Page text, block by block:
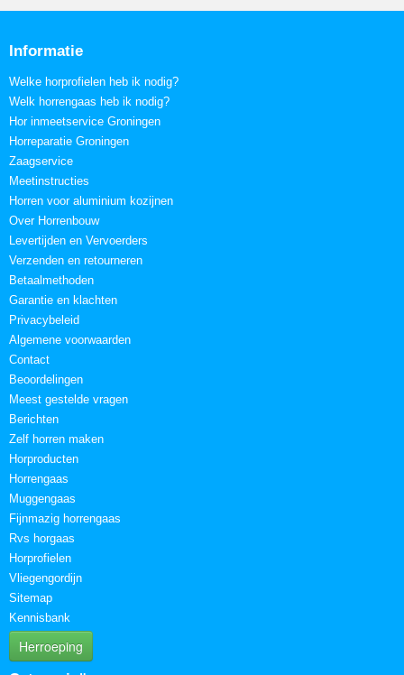
Informatie
Welke horprofielen heb ik nodig?
Welk horrengaas heb ik nodig?
Hor inmeetservice Groningen
Horreparatie Groningen
Zaagservice
Meetinstructies
Horren voor aluminium kozijnen
Over Horrenbouw
Levertijden en Vervoerders
Verzenden en retourneren
Betaalmethoden
Garantie en klachten
Privacybeleid
Algemene voorwaarden
Contact
Beoordelingen
Meest gestelde vragen
Berichten
Zelf horren maken
Horproducten
Horrengaas
Muggengaas
Fijnmazig horrengaas
Rvs horgaas
Horprofielen
Vliegengordijn
Sitemap
Kennisbank
Herroeping